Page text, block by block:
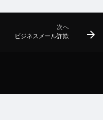
次へ
ビジネスメール詐欺